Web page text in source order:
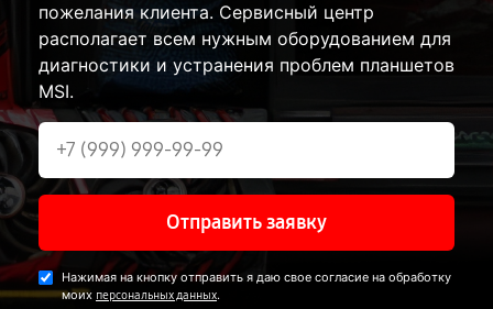
пожелания клиента. Сервисный центр
располагает всем нужным оборудованием для
диагностики и устранения проблем планшетов
MSI.
Отправить заявку
Нажимая на кнопку отправить я даю свое согласие на обработку
моих персональных данных.